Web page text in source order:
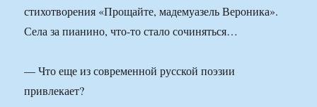
стихотворения «Прощайте, мадемуазель Вероника».
Села за пианино, что-то стало сочиняться…
— Что еще из современной русской поэзии
привлекает?